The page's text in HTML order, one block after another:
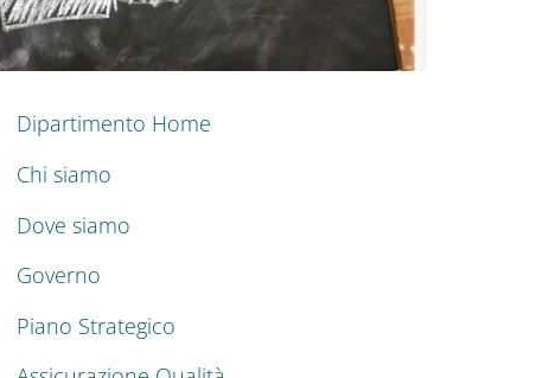
MENU CEV SECOND NAVIGATION
Dipartimento Home
Chi siamo
Dove siamo
Governo
Piano Strategico